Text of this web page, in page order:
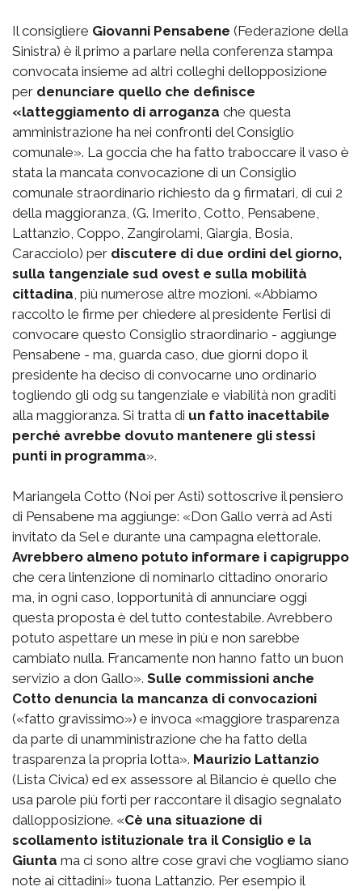
Il consigliere Giovanni Pensabene (Federazione della
Sinistra) è il primo a parlare nella conferenza stampa
convocata insieme ad altri colleghi dellopposizione
per denunciare quello che definisce
«latteggiamento di arroganza che questa
amministrazione ha nei confronti del Consiglio
comunale». La goccia che ha fatto traboccare il vaso è
stata la mancata convocazione di un Consiglio
comunale straordinario richiesto da 9 firmatari, di cui 2
della maggioranza, (G. Imerito, Cotto, Pensabene,
Lattanzio, Coppo, Zangirolami, Giargia, Bosia,
Caracciolo) per discutere di due ordini del giorno,
sulla tangenziale sud ovest e sulla mobilità
cittadina , più numerose altre mozioni. «Abbiamo
raccolto le firme per chiedere al presidente Ferlisi di
convocare questo Consiglio straordinario - aggiunge
Pensabene - ma, guarda caso, due giorni dopo il
presidente ha deciso di convocarne uno ordinario
togliendo gli odg su tangenziale e viabilità non graditi
alla maggioranza. Si tratta di un fatto inacettabile
perché avrebbe dovuto mantenere gli stessi
punti in programma».
Mariangela Cotto (Noi per Asti) sottoscrive il pensiero
di Pensabene ma aggiunge: «Don Gallo verrà ad Asti
invitato da Sel e durante una campagna elettorale.
Avrebbero almeno potuto informare i capigruppo
che cera lintenzione di nominarlo cittadino onorario
ma, in ogni caso, lopportunità di annunciare oggi
questa proposta è del tutto contestabile. Avrebbero
potuto aspettare un mese in più e non sarebbe
cambiato nulla. Francamente non hanno fatto un buon
servizio a don Gallo». Sulle commissioni anche
Cotto denuncia la mancanza di convocazioni
(«fatto gravissimo») e invoca «maggiore trasparenza
da parte di unamministrazione che ha fatto della
trasparenza la propria lotta». Maurizio Lattanzio
(Lista Civica) ed ex assessore al Bilancio è quello che
usa parole più forti per raccontare il disagio segnalato
dallopposizione. «Cè una situazione di
scollamento istituzionale tra il Consiglio e la
Giunta ma ci sono altre cose gravi che vogliamo siano
note ai cittadini» tuona Lattanzio. Per esempio il